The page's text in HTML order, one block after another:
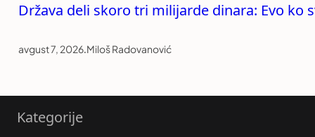
Država deli skoro tri milijarde dinara: Evo
avgust 7, 2026.Miloš Radovanović
Kategorije